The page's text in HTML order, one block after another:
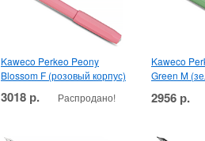
Kaweco Perkeo Peony
Blossom F (розовый корпус)
3018 р. Распродано!
Kaweco
Green M
2956 р.